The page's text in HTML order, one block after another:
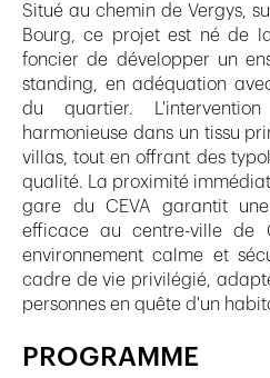
Situé au chemin de Vergys,
Bourg, ce projet est né de
foncier de développer un
standing, en adéquation
du quartier.
harmonieuse dans un tissu
villas, tout en offrant des
qualité. La proximité
gare du CEVA garantit
efficace au centre-ville de
environnement calme et
cadre de vie privilégié,
personnes en quête d'un
PROGRAMME